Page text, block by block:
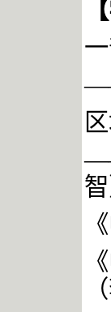
智